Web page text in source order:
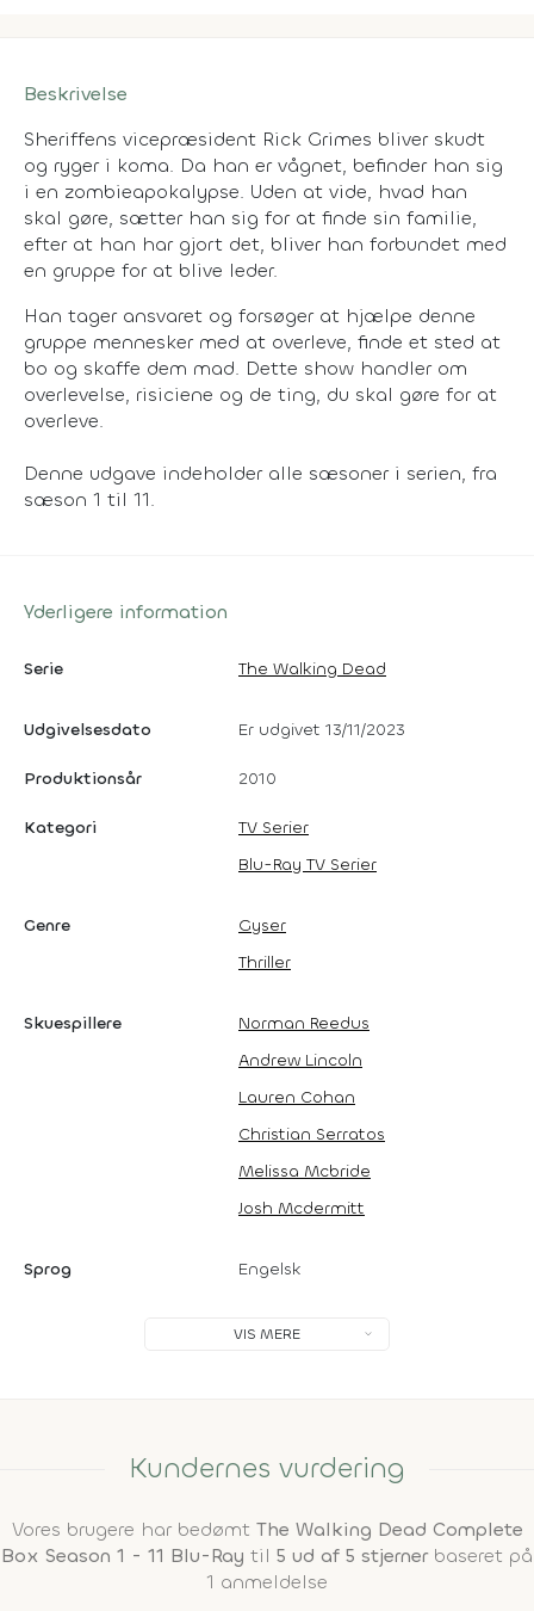
Beskrivelse
Sheriffens vicepræsident Rick Grimes bliver skudt
og ryger i koma. Da han er vågnet, befinder han sig
i en zombieapokalypse. Uden at vide, hvad han
skal gøre, sætter han sig for at finde sin familie,
efter at han har gjort det, bliver han forbundet med
en gruppe for at blive leder.
Han tager ansvaret og forsøger at hjælpe denne
gruppe mennesker med at overleve, finde et sted at
bo og skaffe dem mad. Dette show handler om
overlevelse, risiciene og de ting, du skal gøre for at
overleve.
Denne udgave indeholder alle sæsoner i serien, fra
sæson 1 til 11.
Yderligere information
Serie The Walking Dead
Udgivelsesdato Er udgivet 13/11/2023
Produktionsår 2010
Kategori
TV Serier
Blu-Ray TV Serier
Genre
Gyser
Thriller
Skuespillere
Norman Reedus
Andrew Lincoln
Lauren Cohan
Christian Serratos
Melissa Mcbride
Josh Mcdermitt
Sprog Engelsk
VIS MERE
Kundernes vurdering
Vores brugere har bedømt The Walking Dead Complete
Box Season 1 - 11 Blu-Ray til 5 ud af 5 stjernerbaseret på
1 anmeldelse